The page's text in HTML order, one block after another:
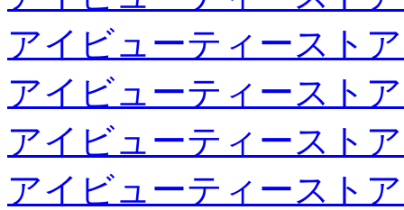
アイビューティースト
アイビューティースト
アイビューティースト
アイビューティースト